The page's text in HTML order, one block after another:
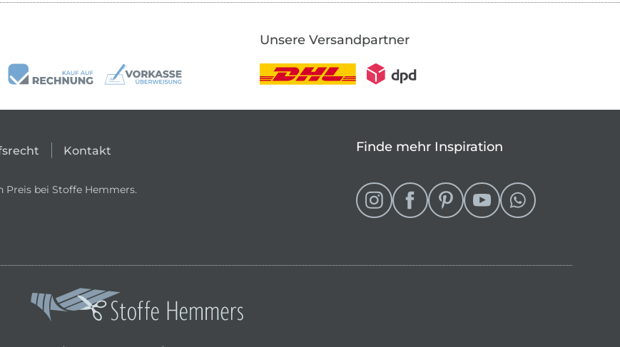
Unsere Versandpartner
Kontakt
bei Stoffe Hemmers.
Finde mehr Inspiration